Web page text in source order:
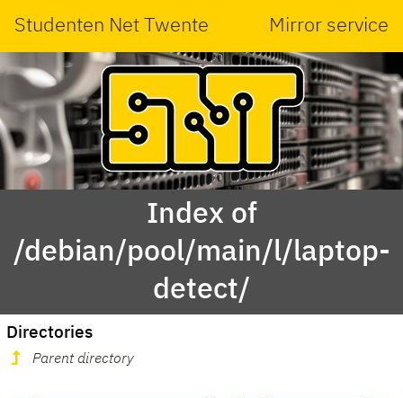
Studenten Net Twente Mirror service
Index of
/debian/pool/main/l/laptop-
detect/
Directories
Parent directory